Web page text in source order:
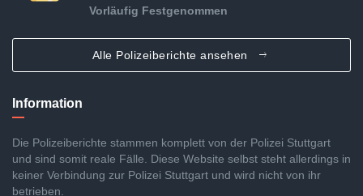
Vorläufig Festgenommen
Alle Polizeiberichte ansehen
Information
Die Polizeiberichte stammen komplett von der Polizei Stuttgart
und sind somit reale Fälle. Diese Website selbst steht allerdings in
keiner Verbindung zur Polizei Stuttgart und wird nicht von ihr
betrieben.